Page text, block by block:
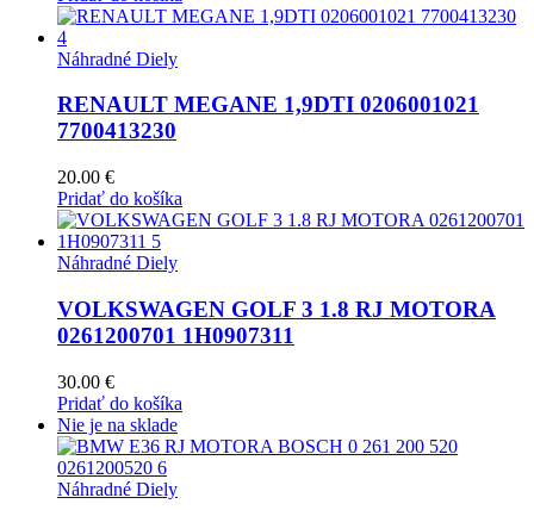
Náhradné Diely
RENAULT MEGANE 1,9DTI 0206001021
7700413230
20.00 €
Pridať do košíka
Náhradné Diely
VOLKSWAGEN GOLF 3 1.8 RJ MOTORA
0261200701 1H0907311
30.00 €
Pridať do košíka
Nie je na sklade
Náhradné Diely